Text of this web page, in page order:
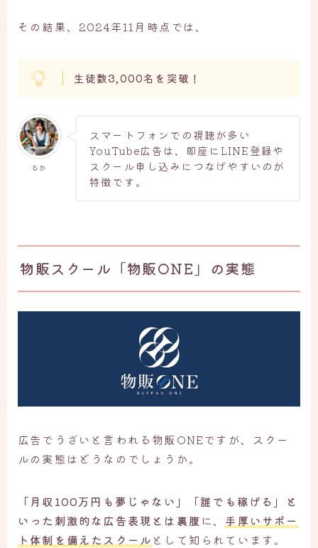
その結果、2024年11月時点では、
生徒数3,000名を突破！
るか
スマートフォンでの視聴が多い
YouTube広告は、即座にLINE登録や
スクール申し込みにつなげやすいのが
特徴です。
物販スクール「物販ONE」の実態
広告でうざいと言われる物販ONEですが、スクー
ルの実態はどうなのでしょうか。
「月収100万円も夢じゃない」「誰でも稼げる」と
いった刺激的な広告表現とは裏腹 に、 手厚いサポー
ト体制を備えたスクール として知られています。